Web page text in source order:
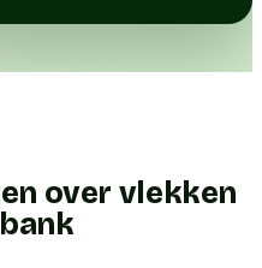
over vlekken